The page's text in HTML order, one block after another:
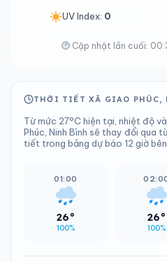
UV Index: 0
Cập nhật lần cuối:
THỜI TIẾT XÃ GIAO
Từ mức 27°C hiện tại, nhiệt độ
Phúc, Ninh Bình sẽ thay đổi qua
tiết trong bảng dự báo 12 giờ bên
01:00
26°
100%
26°
100%